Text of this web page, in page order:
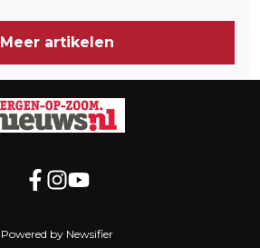
Meer artikelen
Powered by Newsifier